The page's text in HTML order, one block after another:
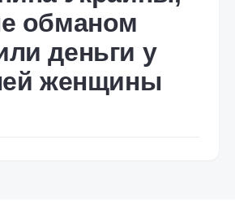
обманом
деньги у
женщины